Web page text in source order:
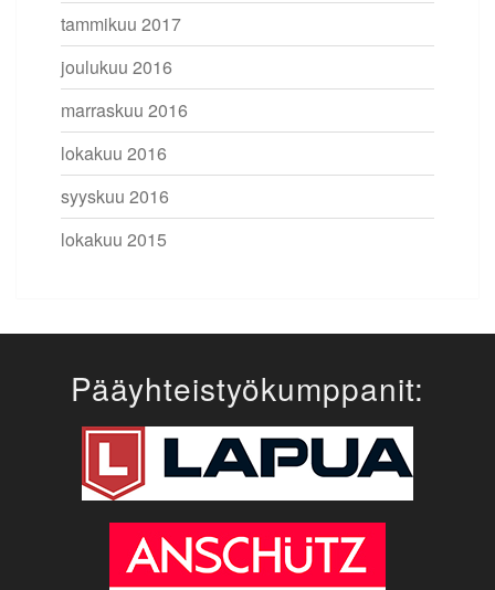
tammikuu 2017
joulukuu 2016
marraskuu 2016
lokakuu 2016
syyskuu 2016
lokakuu 2015
Pääyhteistyökumppanit: